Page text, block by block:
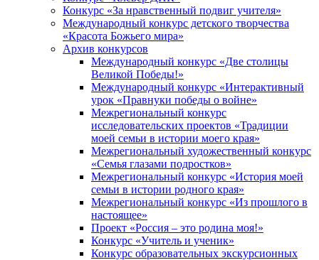
Конкурс «За нравственный подвиг учителя»
Международный конкурс детского творчества
«Красота Божьего мира»
Архив конкурсов
Международный конкурс «Две столицы
Великой Победы!»
Международный конкурс «Интерактивный
урок «Правнуки победы о войне»
Межрегиональный конкурс
исследовательских проектов «Традиции
моей семьи в истории моего края»
Межрегиональный художественный конкурс
«Семья глазами подростков»
Межрегиональный конкурс «История моей
семьи в истории родного края»
Межрегиональный конкурс «Из прошлого в
настоящее»
Проект «Россия – это родина моя!»
Конкурс «Учитель и ученик»
Конкурс образовательных экскурсионных